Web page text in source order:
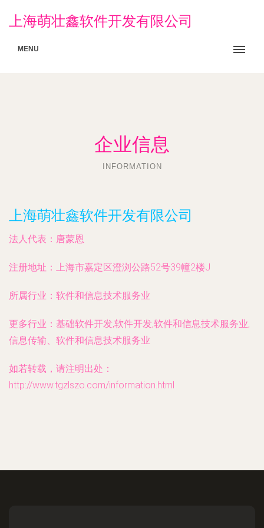
上海萌壮鑫软件开发有限公司
MENU
企业信息
INFORMATION
上海萌壮鑫软件开发有限公司
法人代表： 唐蒙恩
注册地址： 上海市嘉定区澄浏公路52号39幢2楼J
所属行业： 软件和信息技术服务业
更多行业： 基础软件开发,软件开发,软件和信息技术服务业,
信息传输、软件和信息技术服务业
如若转载，请注明出处：
http://www.tgzlszo.com/information.html